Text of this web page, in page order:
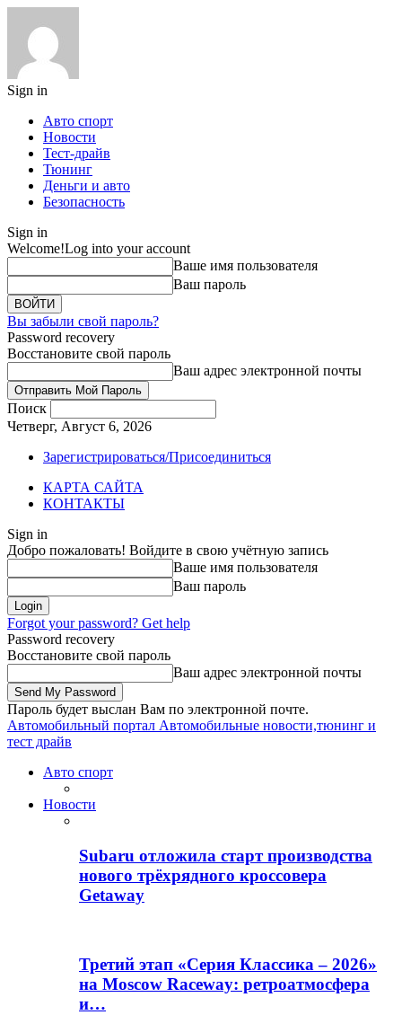
Sign in
Авто спорт
Новости
Тест-драйв
Тюнинг
Деньги и авто
Безопасность
Sign in
Welcome!Log into your account
Ваше имя пользователя
Ваш пароль
Вы забыли свой пароль?
Password recovery
Восстановите свой пароль
Ваш адрес электронной почты
Поиск
Четверг, Август 6, 2026
Зарегистрироваться/Присоединиться
КАРТА САЙТА
КОНТАКТЫ
Sign in
Добро пожаловать! Войдите в свою учётную запись
Ваше имя пользователя
Ваш пароль
Forgot your password? Get help
Password recovery
Восстановите свой пароль
Ваш адрес электронной почты
Пароль будет выслан Вам по электронной почте.
Автомобильный портал Автомобильные новости,тюнинг и
тест драйв
Авто спорт
Новости
Subaru отложила старт производства
нового трёхрядного кроссовера
Getaway
Третий этап «Серия Классика – 2026»
на Moscow Raceway: ретроатмосфера
и…